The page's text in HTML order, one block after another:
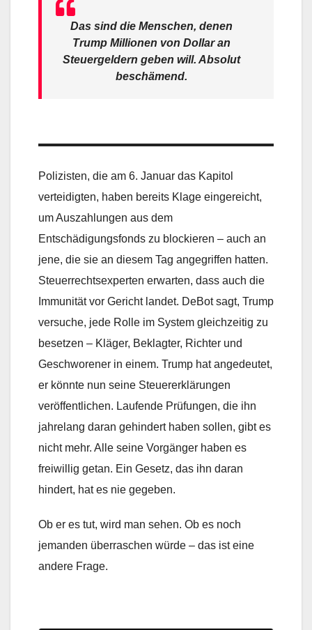
Das sind die Menschen, denen
Trump Millionen von Dollar an
Steuergeldern geben will. Absolut
beschämend.
Polizisten, die am 6. Januar das Kapitol
verteidigten, haben bereits Klage eingereicht,
um Auszahlungen aus dem
Entschädigungsfonds zu blockieren – auch an
jene, die sie an diesem Tag angegriffen hatten.
Steuerrechtsexperten erwarten, dass auch die
Immunität vor Gericht landet. DeBot sagt, Trump
versuche, jede Rolle im System gleichzeitig zu
besetzen – Kläger, Beklagter, Richter und
Geschworener in einem. Trump hat angedeutet,
er könnte nun seine Steuererklärungen
veröffentlichen. Laufende Prüfungen, die ihn
jahrelang daran gehindert haben sollen, gibt es
nicht mehr. Alle seine Vorgänger haben es
freiwillig getan. Ein Gesetz, das ihn daran
hindert, hat es nie gegeben.
Ob er es tut, wird man sehen. Ob es noch
jemanden überraschen würde – das ist eine
andere Frage.